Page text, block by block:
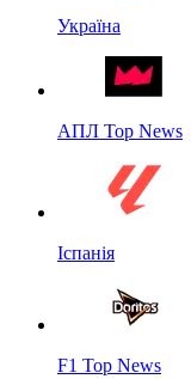
Україна
АПЛ Top News
Іспанія
F1 Top News